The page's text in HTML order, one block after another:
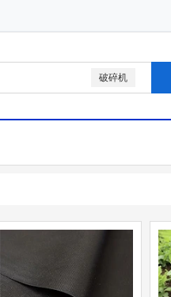
破碎机